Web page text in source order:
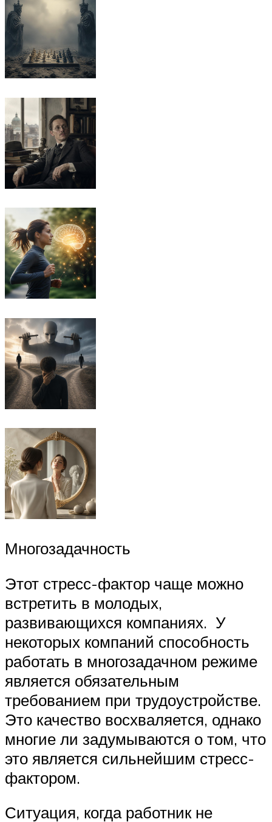
Многозадачность
Этот стресс-фактор чаще можно
встретить в молодых,
развивающихся компаниях. У
некоторых компаний способность
работать в многозадачном режиме
является обязательным
требованием при трудоустройстве.
Это качество восхваляется, однако
многие ли задумываются о том, что
это является сильнейшим стресс-
фактором.
Ситуация, когда работник не